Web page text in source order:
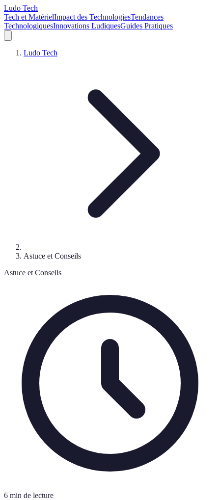
Ludo Tech
Tech et MatérielImpact des TechnologiesTendances
TechnologiquesInnovations LudiquesGuides Pratiques
Ludo Tech
Astuce et Conseils
Astuce et Conseils
6 min de lecture